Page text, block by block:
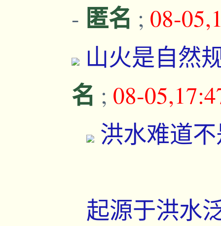
- 匿名 ; 08-
山火是自然
名 ; 08-
洪水难道
起源于洪水